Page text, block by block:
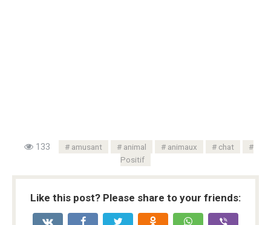
133 amusant animal animaux
chat
Positif
Like this post? Please share to your friends: